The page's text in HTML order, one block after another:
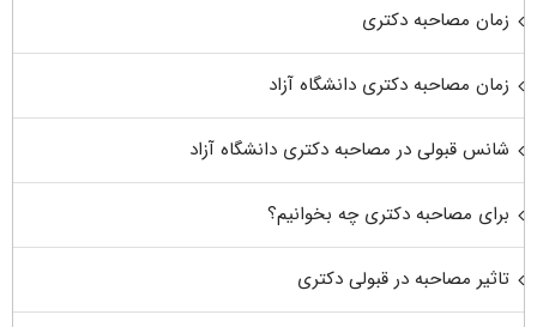
زمان مصاحبه دکتری
زمان مصاحبه دکتری دانشگاه آزاد
شانس قبولی در مصاحبه دکتری دانشگاه آزاد
برای مصاحبه دکتری چه بخوانیم؟
تاثیر مصاحبه در قبولی دکتری